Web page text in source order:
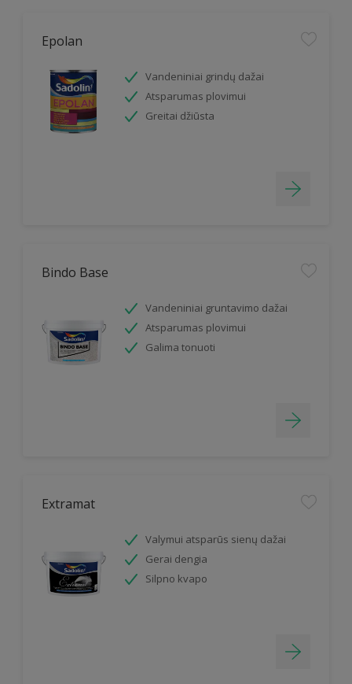
Epolan
Vandeniniai grindų dažai
Atsparumas plovimui
Greitai džiūsta
Bindo Base
Vandeniniai gruntavimo dažai
Atsparumas plovimui
Galima tonuoti
Extramat
Valymui atsparūs sienų dažai
Gerai dengia
Silpno kvapo